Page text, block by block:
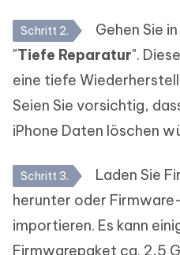
Schritt 2.
Gehen Sie
"Tiefe Reparatur".
eine tiefe
Seien Sie vorsichtig,
iPhone Daten löschen
Schritt 3.
Laden Sie
herunter oder
importieren. Es kann
Firmwarepaket ca. 2,5